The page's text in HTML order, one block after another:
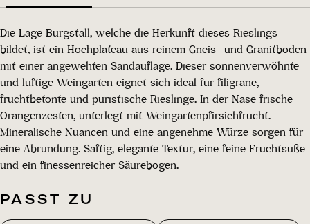
Die Lage Burgstall, welche die Herkunft dieses Rieslings
bildet, ist ein Hochplateau aus reinem Gneis- und Granitboden
mit einer angewehten Sandauflage. Dieser sonnenverwöhnte
und luftige Weingarten eignet sich ideal für filigrane,
fruchtbetonte und puristische Rieslinge. In der Nase frische
Orangenzesten, unterlegt mit Weingartenpfirsichfrucht.
Mineralische Nuancen und eine angenehme Würze sorgen für
eine Abrundung. Saftig, elegante Textur, eine feine Fruchtsüße
und ein finessenreicher Säurebogen.
PASST ZU